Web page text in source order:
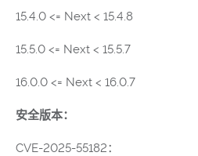
15.4.0 <= Next < 15.4.8
15.5.0 <= Next < 15.5.7
16.0.0 <= Next < 16.0.7
安全版本：
CVE-2025-55182：